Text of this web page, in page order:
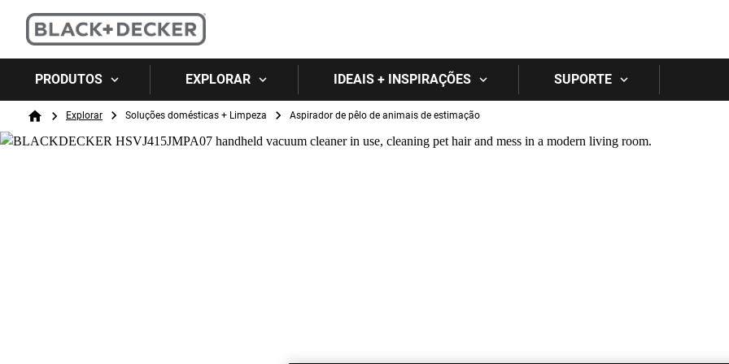
PRODUTOS EXPLORAR IDEAIS + INSPIRAÇÕES SUPORTE
Breadcrumb
HomeExplorar Soluções domésticas + Limpeza Aspirador de pêlo de animais de estimação